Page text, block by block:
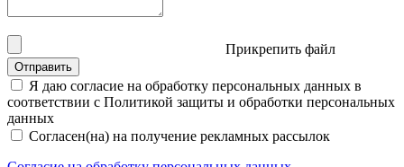
Прикрепить файл
Отправить
Я даю согласие на обработку персональных данных в
соответствии с Политикой защиты и обработки персональных
данных
Согласен(на) на получение рекламных рассылок